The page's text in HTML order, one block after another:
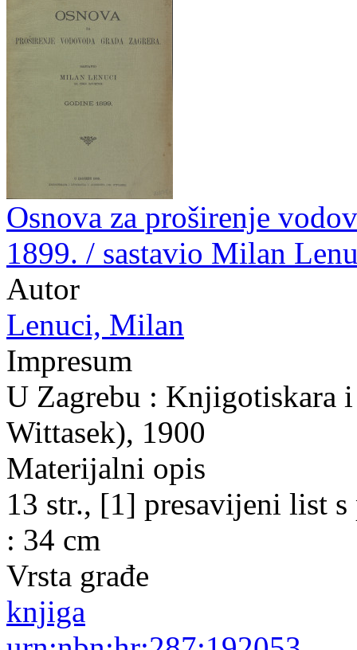
Osnova za proširenje
1899. / sastavio Milan
Autor
Lenuci, Milan
Impresum
U Zagrebu : Knjigotiskara
Wittasek), 1900
Materijalni opis
13 str., [1] presavijeni list
: 34 cm
Vrsta građe
knjiga